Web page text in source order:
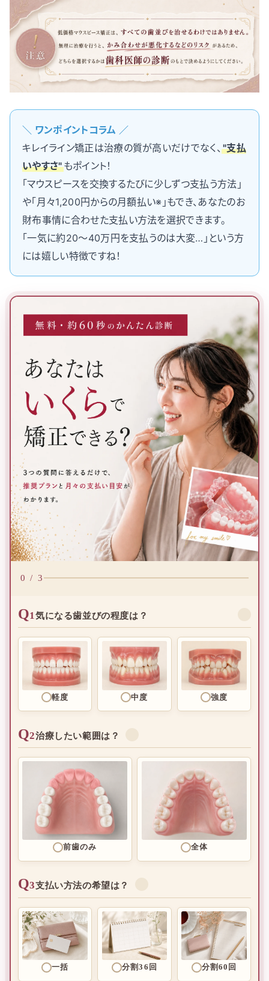
＼ ワンポイントコラム ／
キレイライン矯正は治療の質が高いだけでなく、"支払
いやすさ"もポイント！
「マウスピースを交換するたびに少しずつ支払う方法」
や「月々1,200円からの月額払い※」もでき、あなたのお
財布事情に合わせた支払い方法を選択できます。
「一気に約20〜40万円を支払うのは大変…」という方
には嬉しい特徴ですね！
0 / 3
Q1 気になる歯並びの程度は？
軽度 中度 強度
Q2治療したい範囲は？
前歯のみ 全体
Q3支払い方法の希望は？
一括 分割36回 分割60回